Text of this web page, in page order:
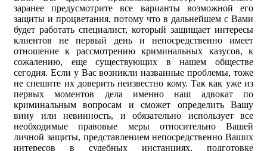
заранее предусмотрите все варианты возможной его
защиты и процветания, потому что в дальнейшем с Вами
будет работать специалист, который защищает интересы
клиентов не первый день и непосредственно имеет
отношение к рассмотрению криминальных казусов, к
сожалению, еще существующих в нашем обществе
сегодня. Если у Вас возникли названные проблемы, тоже
не спешите их доверить неизвестно кому. Так как уже из
первых моментов дела именно наш адвокат по
криминальным вопросам и сможет определить Вашу
вину или невинность, и обязательно использует все
необходимые правовые меры относительно Вашей
личной защиты, представлением непосредственно Ваших
интересов в судебных инстанциях, подготовке